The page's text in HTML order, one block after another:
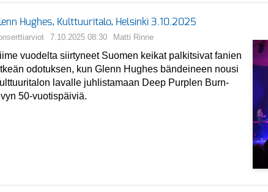
Hughes, Kulttuuritalo, Helsinki 3.10.2025
7.10.2025 08:30 Matti Rinne
vuodelta siirtyneet Suomen keikat palkitsivat fanien
odotuksen, kun Glenn Hughes bändeineen nousi
lavalle juhlistamaan Deep Purplen Burn-
50-vuotispäiviä.